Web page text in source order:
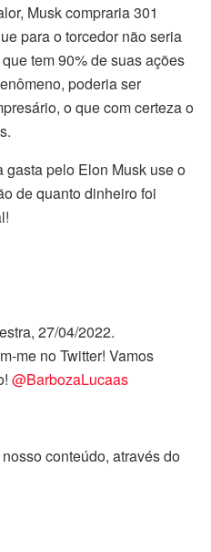
Musk compraria 301
para o torcedor não seria
tem 90% de suas ações
poderia ser
o que com certeza o
gasta pelo Elon Musk use o
de quanto dinheiro foi
Destra, 27/04/2022.
Vamos
@BarbozaLucaas
conteúdo, através do